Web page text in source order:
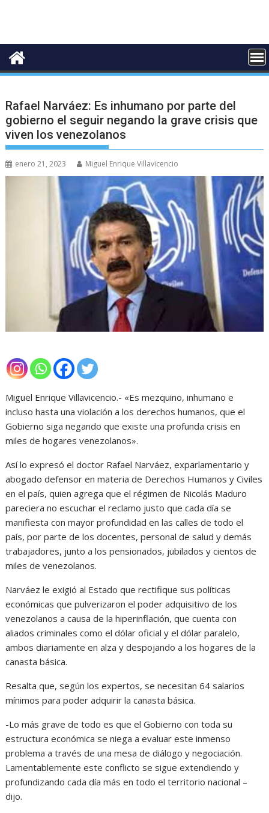
Rafael Narváez: Es inhumano por parte del
gobierno el seguir negando la grave crisis que
viven los venezolanos
enero 21, 2023 Miguel Enrique Villavicencio
Miguel Enrique Villavicencio.- «Es mezquino, inhumano e
incluso hasta una violación a los derechos humanos, que el
Gobierno siga negando que existe una profunda crisis en
miles de hogares venezolanos».
Así lo expresó el doctor Rafael Narváez, exparlamentario y
abogado defensor en materia de Derechos Humanos y Civiles
en el país, quien agrega que el régimen de Nicolás Maduro
pareciera no escuchar el reclamo justo que cada día se
manifiesta con mayor profundidad en las calles de todo el
país, por parte de los docentes, personal de salud y demás
trabajadores, junto a los pensionados, jubilados y cientos de
miles de venezolanos.
Narváez le exigió al Estado que rectifique sus políticas
económicas que pulverizaron el poder adquisitivo de los
venezolanos a causa de la hiperinflación, que cuenta con
aliados criminales como el dólar oficial y el dólar paralelo,
ambos diariamente en alza y despojando a los hogares de la
canasta básica.
Resalta que, según los expertos, se necesitan 64 salarios
mínimos para poder adquirir la canasta básica.
-Lo más grave de todo es que el Gobierno con toda su
estructura económica se niega a evaluar este inmenso
problema a través de una mesa de diálogo y negociación.
Lamentablemente este conflicto se sigue extendiendo y
profundizando cada día más en todo el territorio nacional –
dijo.